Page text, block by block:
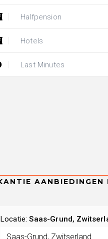
Halfpension
Hotels
Last Minutes
Locatie:Saas-Grund,